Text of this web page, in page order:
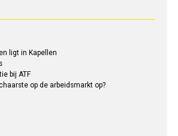
ligt in Kapellen
bij ATF
op de arbeidsmarkt op?